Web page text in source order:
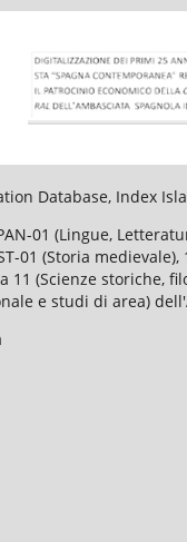
Database, Index
01 (Lingue,
(Storia medievale),
(Scienze storiche,
e studi di area)